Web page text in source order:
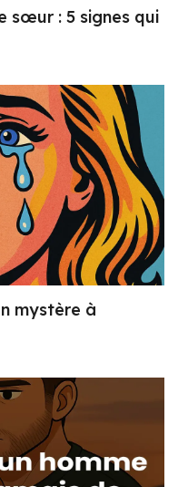
sœur : 5 signes qui
mystère à